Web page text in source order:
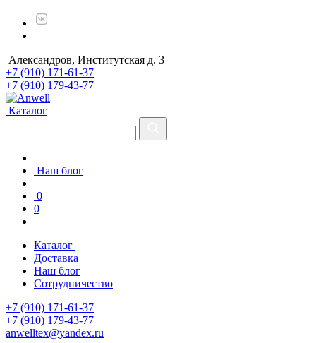
Александров, Институтская д. 3
+7 (910) 171-61-37
+7 (910) 179-43-77
Каталог
Наш блог
0
0
Каталог
Доставка
Наш блог
Сотрудничество
+7 (910) 171-61-37
+7 (910) 179-43-77
anwelltex@yandex.ru